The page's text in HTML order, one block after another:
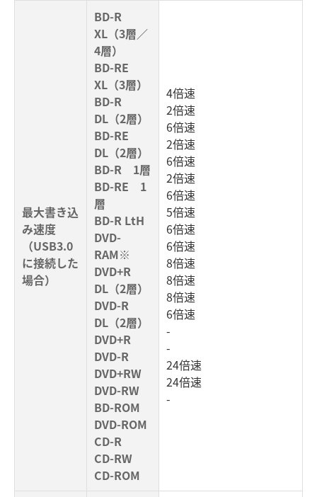
最大書き込
み速度
（USB3.0
に接続した
場合）
BD-R
XL（3層／
4層）
BD-RE
XL（3層）
BD-R
DL（2層）
BD-RE
DL（2層）
BD-R 1層
BD-RE 1
層
BD-R LtH
DVD-
RAM※
DVD+R
DL（2層）
DVD-R
DL（2層）
DVD+R
DVD-R
DVD+RW
DVD-RW
BD-ROM
DVD-ROM
CD-R
CD-RW
CD-ROM
4倍速
2倍速
6倍速
2倍速
6倍速
2倍速
6倍速
5倍速
6倍速
6倍速
8倍速
8倍速
8倍速
6倍速
-
-
24倍速
24倍速
-